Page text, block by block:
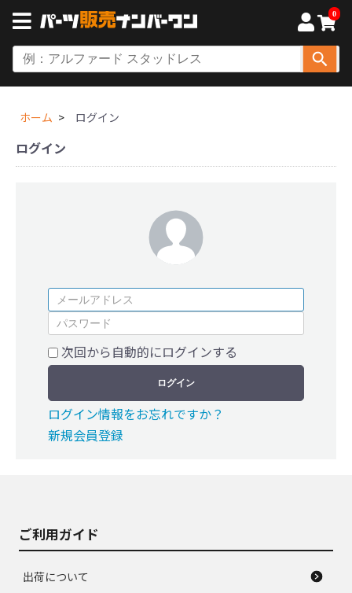
0
ホーム ログイン
ログイン
次回から自動的にログインする
ログイン
ログイン情報をお忘れですか？
新規会員登録
ご利用ガイド
出荷について